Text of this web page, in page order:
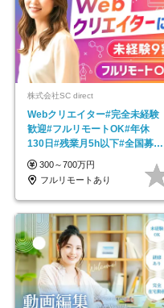
株式会社SC direct
Webクリエイター#完全未経験
歓迎#フルリモートOK#年休
130日#残業月5h以下#全国募集
#最大1年の研修
300～700万円
フルリモートあり